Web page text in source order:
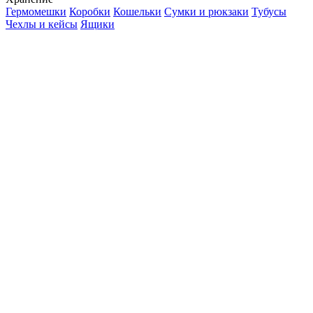
Гермомешки Коробки Кошельки Сумки и рюкзаки Тубусы
Чехлы и кейсы Ящики